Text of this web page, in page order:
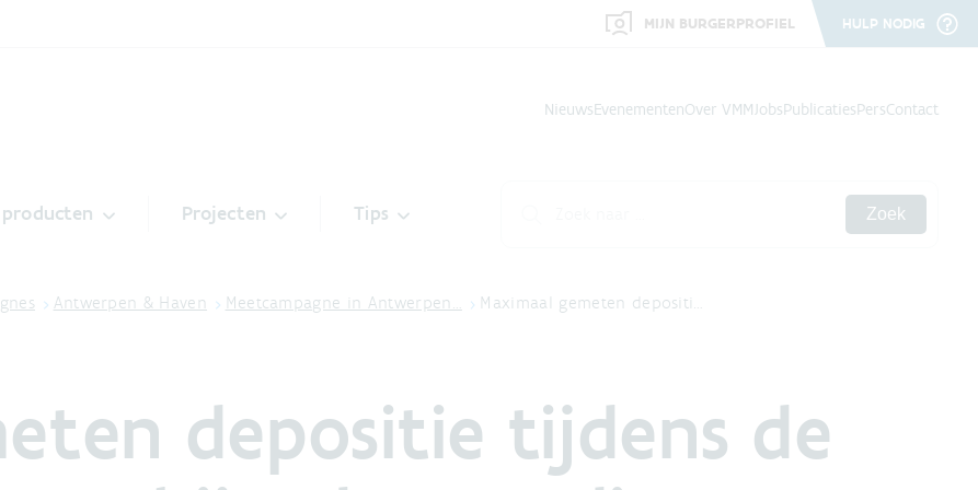
MIJN BURGERPROFIEL HULP NODIG
NieuwsEvenementenOver VMMJobsPublicatiesPersContact
Projecten Tips Zoek
Antwerpen & Haven Meetcampagne in Antwerpen… Maximaal gemeten depositi…
depositie tijdens de